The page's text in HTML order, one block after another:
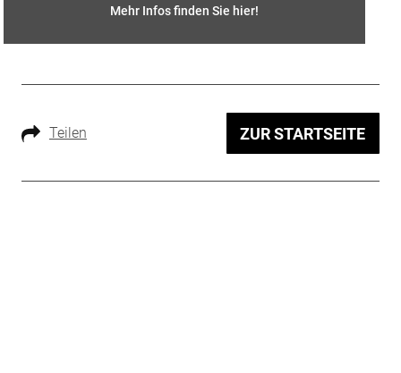
Mehr Infos finden Sie hier!
Teilen ZUR STARTSEITE